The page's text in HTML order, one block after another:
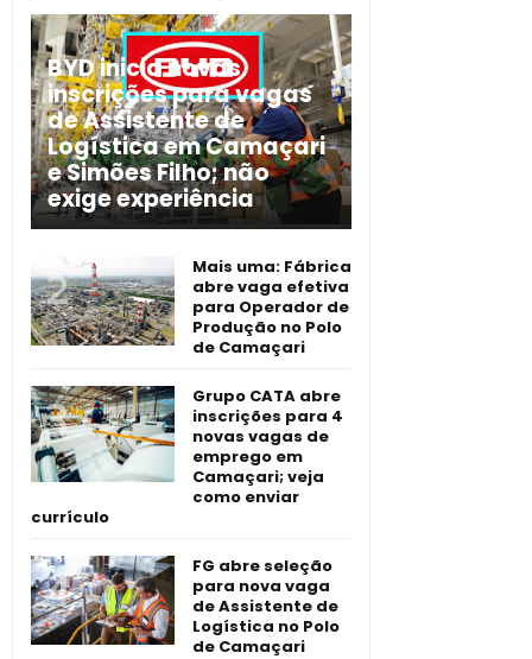
BYD inicia novas
inscrições para vagas
de Assistente de
Logística em Camaçari
e Simões Filho; não
exige experiência
Mais uma: Fábrica
abre vaga efetiva
para Operador de
Produção no Polo
de Camaçari
Grupo CATA abre
inscrições para 4
novas vagas de
emprego em
Camaçari; veja
como enviar
currículo
FG abre seleção
para nova vaga
de Assistente de
Logística no Polo
de Camaçari